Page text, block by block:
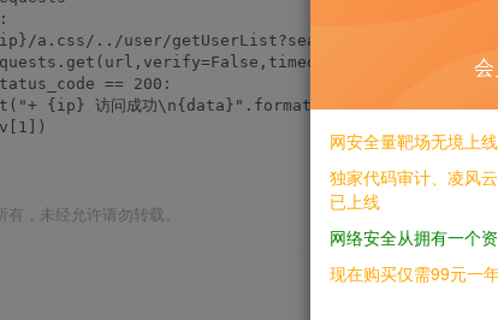
a.css/../user/
== 200:
{ip} 访问成功
，未经允许请勿转载。
THE END
网安全量靶场无境上
独家代码审计、凌风
已上线
网络安全从拥有一个
现在购买仅需99元一